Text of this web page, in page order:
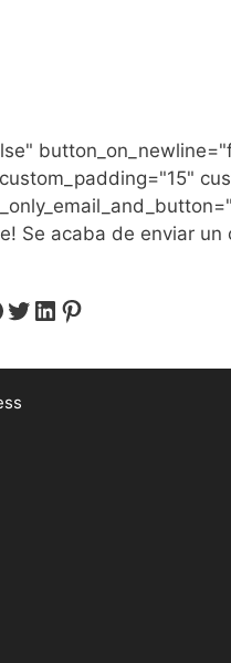
Se acaba de enviar
Twitter
LinkedIn
Pinterest